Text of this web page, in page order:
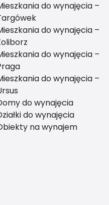
do wynajęcia –
do wynajęcia –
do wynajęcia –
do wynajęcia –
do wynajęcia
do wynajęcia
na wynajem